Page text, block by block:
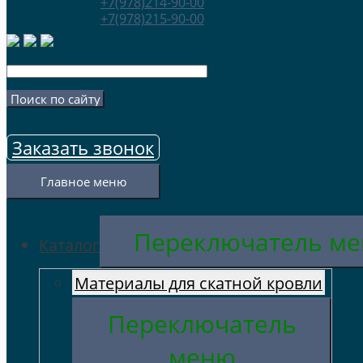
+7(978)215-90-00
Заказать звонок
Главное меню
Каталог Переключатель
Материалы для скатной кровли
Переключатель